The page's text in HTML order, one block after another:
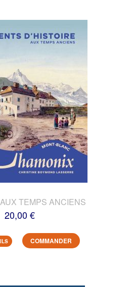
TEMPS ANCIENS
20,00 €
COMMANDER